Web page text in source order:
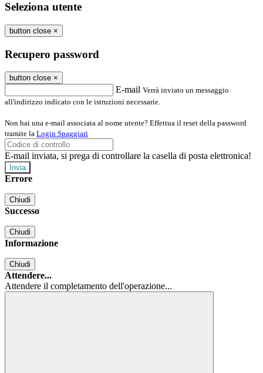
Seleziona utente
button close ×
Recupero password
button close ×
E-mail Verrà inviato un messaggio
all'indirizzo indicato con le istruzioni necessarie.
Non hai una e-mail associata al nome utente? Effettua il reset della password
tramite la Login Spaggiari
E-mail inviata, si prega di controllare la casella di posta elettronica!
Errore
Chiudi
Successo
Chiudi
Informazione
Chiudi
Attendere...
Attendere il completamento dell'operazione...